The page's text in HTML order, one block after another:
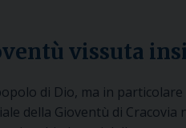
vissuta
di Dio, ma in
della Gioventù di Cracovia